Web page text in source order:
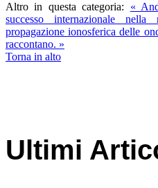
Altro in questa categoria:
«
successo internazionale nella
propagazione ionosferica delle
raccontano. »
Torna in alto
Ultimi